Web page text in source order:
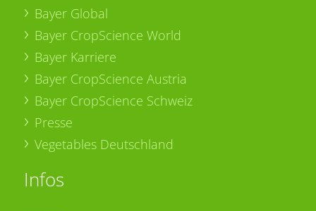
Bayer Global
Bayer CropScience World
Bayer Karriere
Bayer CropScience Austria
Bayer CropScience Schweiz
Presse
Vegetables Deutschland
Infos